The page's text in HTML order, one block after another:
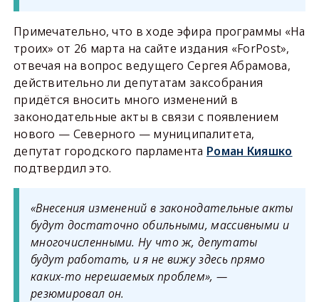
Примечательно, что в ходе эфира программы «На
троих» от 26 марта на сайте издания «ForPost»,
отвечая на вопрос ведущего Сергея Абрамова,
действительно ли депутатам заксобрания
придётся вносить много изменений в
законодательные акты в связи с появлением
нового — Северного — муниципалитета,
депутат городского парламента Роман Кияшко
подтвердил это.
«Внесения изменений в законодательные акты
будут достаточно обильными, массивными и
многочисленными. Ну что ж, депутаты
будут работать, и я не вижу здесь прямо
каких-то нерешаемых проблем», —
резюмировал он.